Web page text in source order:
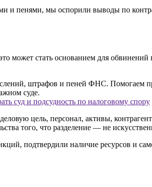
и пенями, мы оспорили выводы по
стать основанием для обвинений
суд и подсудность по налоговому спору
цель, персонал, активы,
того, что разделение — не
подтвердили наличие ресурсов и